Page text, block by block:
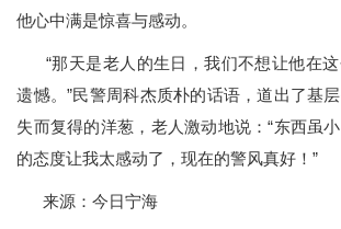
他心中满是惊喜与感动。
“那天是老人的生日，我们不想让他在这
遗憾。”民警周科杰质朴的话语，道出了基
失而复得的洋葱，老人激动地说：“东西虽
的态度让我太感动了，现在的警风真好！”
来源：今日宁海